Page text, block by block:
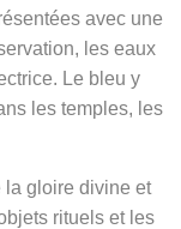
avec une
les eaux
Le bleu y
les temples, les
la gloire divine et
rituels et les